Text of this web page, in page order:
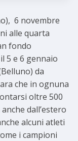
6 novembre
alle quarta
fondo
5 e 6 gennaio
da
che in ognuna
oltre 500
dall’estero
alcuni atleti
i campioni